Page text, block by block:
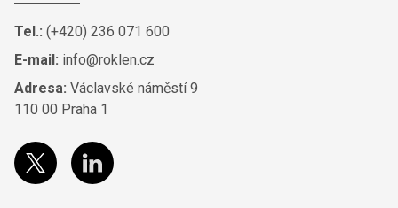
Tel.: (+420) 236 071 600
E-mail: info@roklen.cz
Adresa: Václavské náměstí 9
110 00 Praha 1